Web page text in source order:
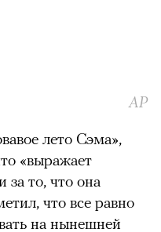
Ли
AP
лето Сэма»,
«выражает
за то, что она
что все равно
на нынешней